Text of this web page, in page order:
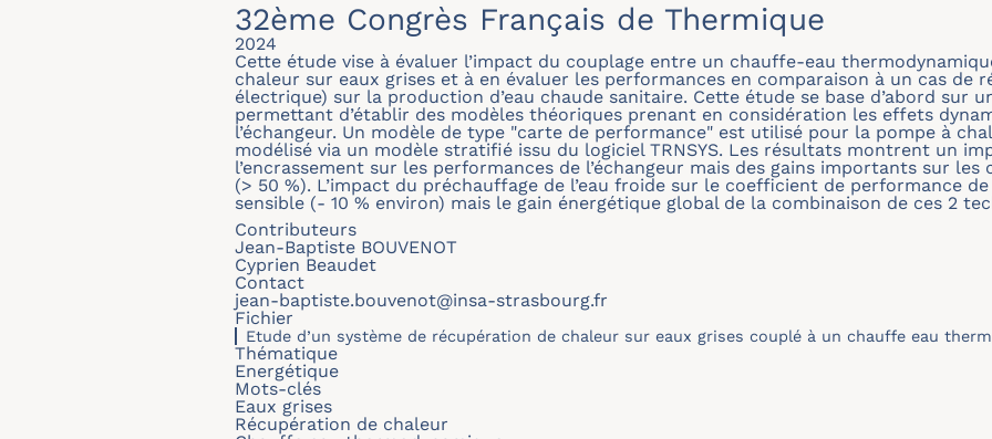
32ème Congrès Français de Thermique
2024
Cette étude vise à évaluer l’impact du couplage entre un chauffe-eau
chaleur sur eaux grises et à en évaluer les performances en comparaison à un cas de
électrique) sur la production d’eau chaude sanitaire. Cette étude se base d’abord sur
permettant d’établir des modèles théoriques prenant en considération les effets
l’échangeur. Un modèle de type "carte de performance" est utilisé pour la pompe à
modélisé via un modèle stratifié issu du logiciel TRNSYS. Les résultats montrent un
l’encrassement sur les performances de l’échangeur mais des gains importants sur
(> 50 %). L’impact du préchauffage de l’eau froide sur le coefficient de performance
sensible (- 10 % environ) mais le gain énergétique global de la combinaison de ces 2
Contributeurs
Jean-Baptiste BOUVENOT
Cyprien Beaudet
Contact
jean-baptiste.bouvenot@insa-strasbourg.fr
Fichier
Etude d’un système de récupération de chaleur sur eaux grises couplé à un chauffe eau
Thématique
Energétique
Mots-clés
Eaux grises
Récupération de chaleur